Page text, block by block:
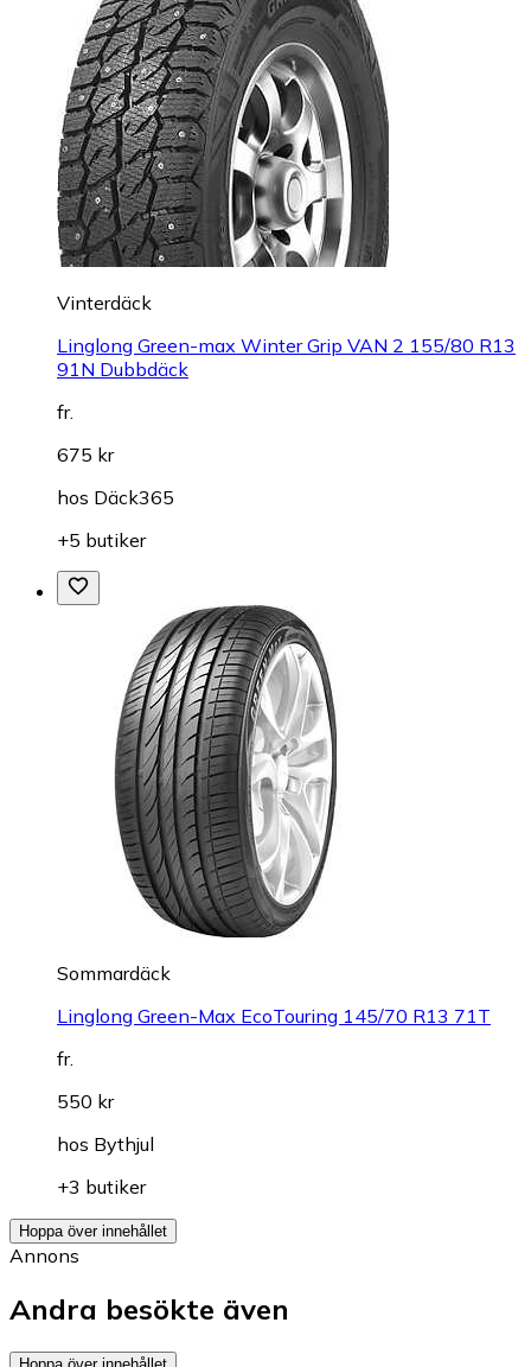
Vinterdäck
Linglong Green-max Winter Grip VAN 2 155/80 R13
91N Dubbdäck
fr.
675 kr
hos Däck365
+5 butiker
Sommardäck
Linglong Green-Max EcoTouring 145/70 R13 71T
fr.
550 kr
hos Bythjul
+3 butiker
Hoppa över innehållet
Annons
Andra besökte även